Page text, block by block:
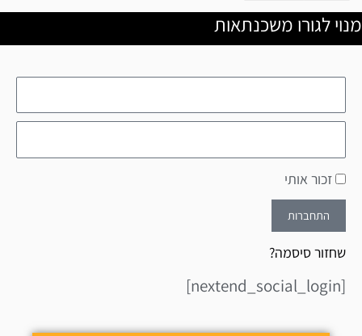
מנוי לגורו משכנתאות
זכור אותי
התחברות
שחזור סיסמה?
[nextend_social_login]